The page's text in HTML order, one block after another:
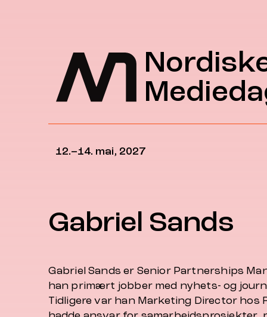
12.–14. mai, 2027
Gabriel Sands
Gabriel Sands er Senior Partnerships
han primært jobber med nyhets- og
Tidligere var han Marketing Director hos